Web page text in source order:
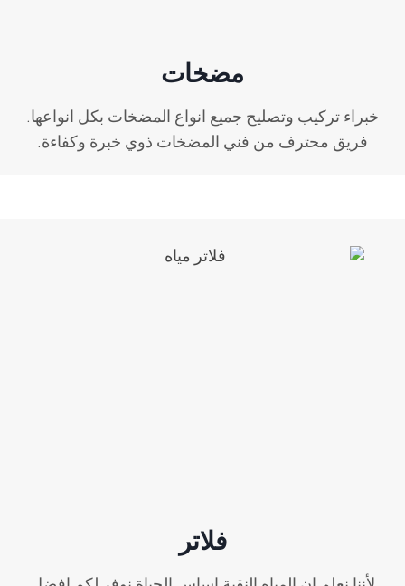
مضخات
خبراء تركيب وتصليح جميع انواع المضخات بكل انواعها.
فريق محترف من فني المضخات ذوي خبرة وكفاءة.
فلاتر